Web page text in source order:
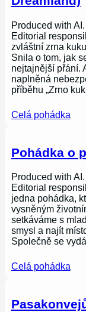
Produced with
Editorial
zvláštní zrna
Snila o tom, jak
nejtajnější přání.
naplněná
příběhu „Zrno
Celá pohádka
Pohádka o
Produced with
Editorial
jedna pohádka,
vysněným
setkáváme s
smysl a najít
Společně se
Celá pohádka